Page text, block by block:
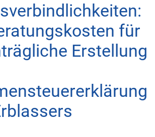
für
Erstellung